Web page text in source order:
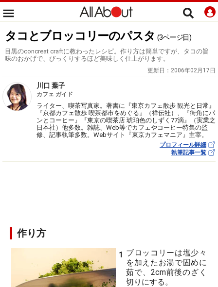
タコとブロッコリーのパスタ (3ページ目)
目黒のconcreat craftに教わったレシピ。作り方は簡単ですが、タコの旨
味のおかげで、びっくりするほど美味しく仕上がります。
更新日： 2006年02月17日
川口 葉子
カフェ ガイド
ライター、喫茶写真家。著書に『東京カフェ散歩 観光と日常』
『京都カフェ散歩 喫茶都市をめぐる』（祥伝社）、『街角にパ
ンとコーヒー』『東京の喫茶店 琥珀色のしずく77滴』（実業之
日本社）他多数。雑誌、Web等でカフェやコーヒー特集の監
修、記事執筆多数。Webサイト『東京カフェマニア』主宰。
プロフィール詳細
執筆記事一覧
作り方
1 ブロッコリーは塩少々
を加えたお湯で固めに
茹で、2cm前後のざく
切りにする。